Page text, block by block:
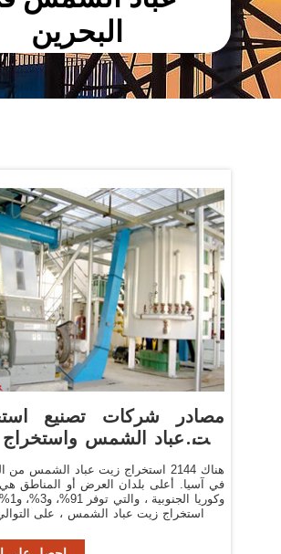
البحرين
مصادر شركات تصنيع
زيت عباد الشمس
هناك 2144 استخراج زيت عباد الشمس من
في آسيا. أعلى بلدان العرض أو المناطق
من استخراج زيت عباد الشمس ، على